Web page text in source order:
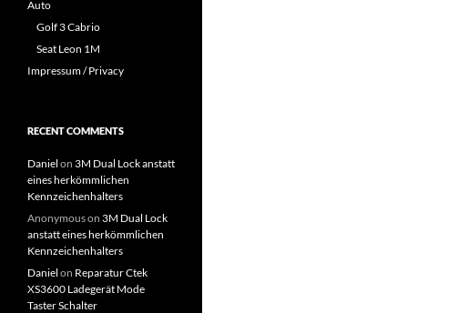
Auto
Golf 3 Cabrio
Seat Leon 1M
Impressum / Privacy
RECENT COMMENTS
Daniel on 3M Dual Lock anstatt
eines herkömmlichen
Kennzeichenhalters
Anonymouson 3M Dual Lock
anstatt eines herkömmlichen
Kennzeichenhalters
Daniel on Reparatur Ctek
XS3600 Ladegerät Mode
Taster Schalter